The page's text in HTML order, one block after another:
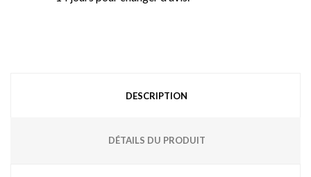
DESCRIPTION
DÉTAILS DU PRODUIT